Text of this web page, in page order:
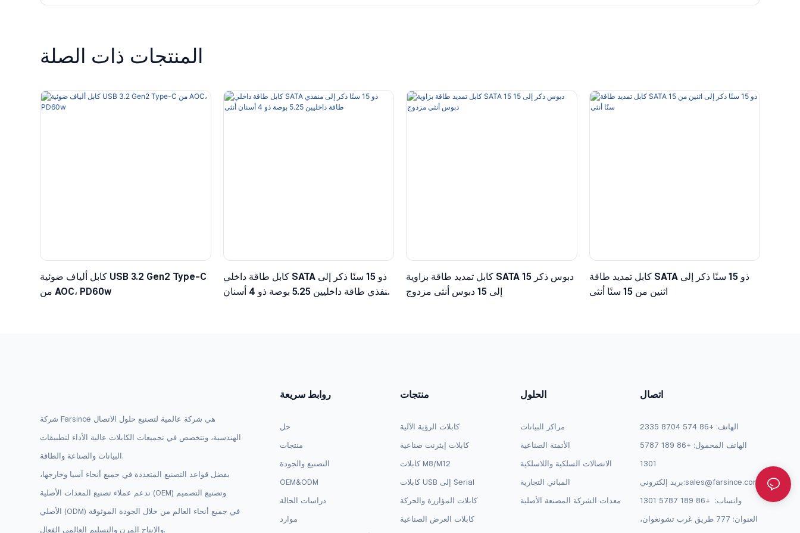
المنتجات ذات الصلة
كابل ألياف ضوئية USB 3.2 Gen2 Type-C
من AOC، PD60w
كابل طاقة داخلي SATA ذو 15 سنًا ذكر إلى
منفذي طاقة داخليين 5.25 بوصة ذو 4 أسنان
كابل تمديد طاقة بزاوية SATA 15 دبوس ذكر
إلى 15 دبوس أنثى مزدوج
كابل تمديد طاقة SATA ذو 15 سنًا ذكر إلى
اثنين من 15 سنًا أنثى
شركة Farsince هي شركة عالمية لتصنيع حلول الاتصال
الهندسية، وتتخصص في تجميعات الكابلات عالية الأداء لتطبيقات
البيانات والصناعة والطاقة.
بفضل قواعد التصنيع المتعددة في جميع أنحاء آسيا وخارجها،
ندعم عملاء تصنيع المعدات الأصلية (OEM) وتصنيع التصميم
الأصلي (ODM) في جميع أنحاء العالم من خلال الجودة الموثوقة
والإنتاج المرن والتسليم العالمي الفعال.
روابط سريعة
حل
منتجات
التصنيع والجودة
OEM&ODM
دراسات الحالة
موارد
منتجات
كابلات الرؤية الآلية
كابلات إيثرنت صناعية
كابلات M8/M12
كابلات USB إلى Serial
كابلات المؤازرة والحركة
كابلات العرض الصناعية
الحلول
مراكز البيانات
الأتمتة الصناعية
الاتصالات السلكية واللاسلكية
المباني التجارية
معدات الشركة المصنعة الأصلية
اتصال
الهاتف: +86 574 8704 2335
الهاتف المحمول: +86 189 5787
1301
بريد إلكتروني:sales@farsince.com
واتساب: +86 189 5787 1301
العنوان: 777 طريق غرب تشونغوان،